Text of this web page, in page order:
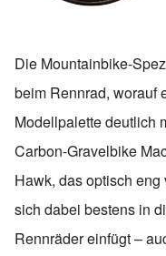
Die Mountainbike-
beim Rennrad, worauf
Modellpalette deutlich
Carbon-Gravelbike
Hawk, das optisch
sich dabei bestens in
Rennräder einfügt –